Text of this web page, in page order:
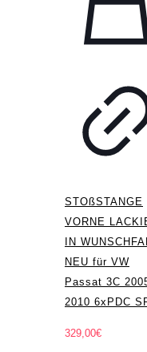
STOßSTANGE
VORNE
IN
NEU für VW
Passat 3C
2010 6xPDC
329,00€